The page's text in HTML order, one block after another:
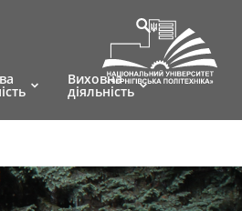
Виховна
діяльність